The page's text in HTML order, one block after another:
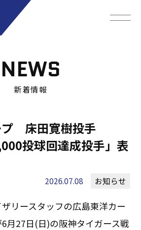
NEWS
新着情報
プ 床田寛樹投手
投球回達成投手」表
2026.07.08 お知らせ
リースタッフの広島東洋カー
月27日(日)の阪神タイガース戦